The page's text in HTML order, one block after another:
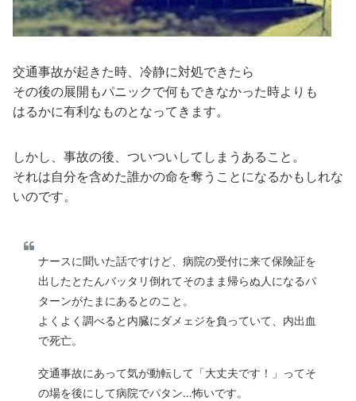
交通事故が起きた時、冷静に対処できたら
その後の展開もパニックで何もできなかった時よりも
はるかに有利なものとなってきます。
しかし、事故の後、ついついしてしまうあること。
それは自分を含めた誰かの命を奪うことになるかもしれな
いのです。
ナースに聞いた話ですけど、病院の受付に来て保険証を
出したとたんバッタリ倒れてそのまま帰らぬ人になるパ
ターンがたまにあるとのこと。
よくよく調べると内臓にダメェジを負っていて、内出血
で死亡。
交通事故にあって気が動転して「大丈夫です！」ってそ
の場を後にして病院でパタン…怖いです。